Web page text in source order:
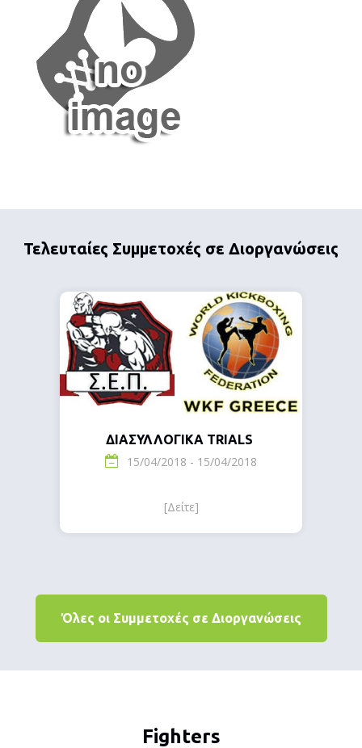
Τελευταίες Συμμετοχές σε Διοργανώσεις
ΔΙΑΣΥΛΛΟΓΙΚΑ TRIALS
15/04/2018 - 15/04/2018
[Δείτε]
Όλες οι Συμμετοχές σε Διοργανώσεις
Fighters